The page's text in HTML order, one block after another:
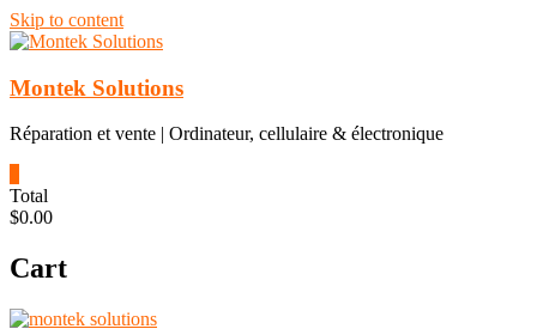
Skip to content
Montek Solutions
Réparation et vente | Ordinateur, cellulaire & électronique
Total
$0.00
Cart